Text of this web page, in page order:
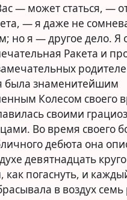
— может статься, —
— я даже не
но я — другое дело. Я
Ракета и
была знаменитейшим
Колесом своего
своими
Во время своего
дебюта она
девятнадцать
как погаснуть, и
в воздух семь